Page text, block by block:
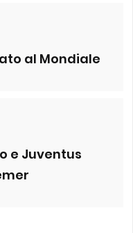
al Mondiale
e Juventus